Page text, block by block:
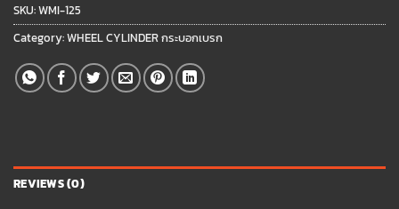
SKU:WMI-125
Category:WHEEL CYLINDER กระบอกเบรก
REVIEWS (0)